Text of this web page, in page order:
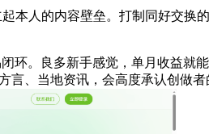
本人的内容壁垒。打制同好交换
。良多新手感觉，单月收益就能
言、当地资讯，会高度承认创做